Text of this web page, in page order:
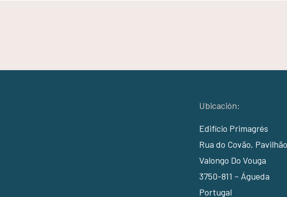
Ubicación:
Edifício Primagrés
Rua do Covão,
Valongo Do Vouga
3750-811 – Águeda
Portugal